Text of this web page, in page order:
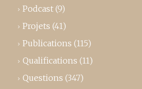
Podcast (9)
Projets (41)
Publications (115)
Qualifications (11)
Questions (347)